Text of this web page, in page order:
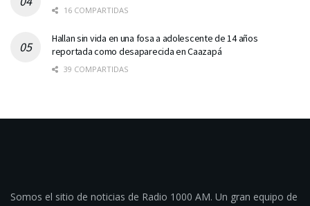
16 COMPARTIDAS
Hallan sin vida en una fosa a adolescente de 14 años
reportada como desaparecida en Caazapá
39 COMPARTIDAS
Somos el sitio de noticias de Radio 1000 AM. Un gran equipo de